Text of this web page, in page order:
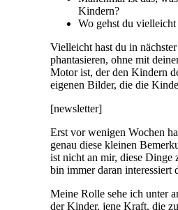
Kindern?
Wo gehst du
Vielleicht hast du in
phantasieren, ohne mit
Motor ist, der den Kindern
eigenen Bilder, die die
[newsletter]
Erst vor wenigen Wochen
genau diese kleinen
ist nicht an mir, diese Dinge
bin immer daran interessiert
Meine Rolle sehe ich unter
der Kinder, jene Kraft, die